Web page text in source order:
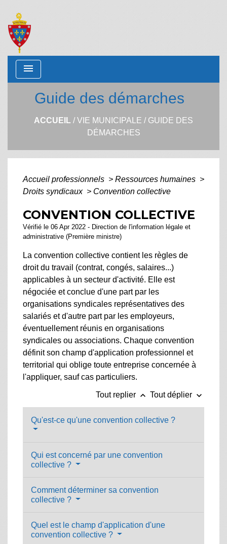
menu
Guide des démarches
ACCUEIL /VIE MUNICIPALE / GUIDE DES
DÉMARCHES
Accueil professionnels > Ressources humaines >
Droits syndicaux > Convention collective
CONVENTION COLLECTIVE
Vérifié le 06 Apr 2022 - Direction de l'information légale et
administrative (Première ministre)
La convention collective contient les règles de
droit du travail (contrat, congés, salaires...)
applicables à un secteur d'activité. Elle est
négociée et conclue d'une part par les
organisations syndicales représentatives des
salariés et d'autre part par les employeurs,
éventuellement réunis en organisations
syndicales ou associations. Chaque convention
définit son champ d'application professionnel et
territorial qui oblige toute entreprise concernée à
l'appliquer, sauf cas particuliers.
Tout replier keyboard_arrow_up Tout déplier keyboard_arrow_down
Qu'est-ce qu'une convention collective ?
Qui est concerné par une convention
collective ?
Comment déterminer sa convention
collective ?
Quel est le champ d'application d'une
convention collective ?